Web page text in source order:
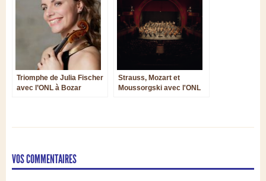
Triomphe de Julia Fischer
avec l’ONL à Bozar
Strauss, Mozart et
Moussorgski avec l'ONL
VOS COMMENTAIRES